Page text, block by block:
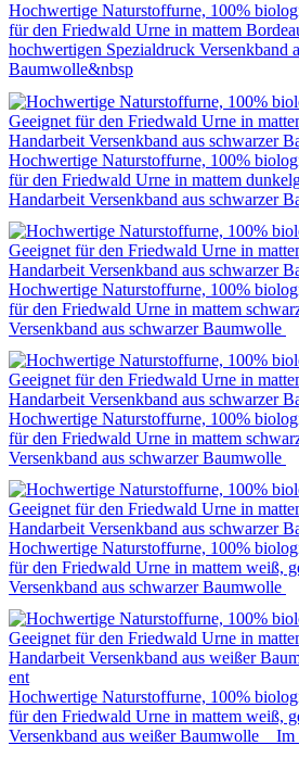
Hochwertige Naturstoffurne, 100%
für den Friedwald Urne in mattem
hochwertigen Spezialdruck Versenkband
Baumwolle&nbsp
Hochwertige Naturstoffurne, 100%
für den Friedwald Urne in mattem
Handarbeit Versenkband aus schwarzer
Hochwertige Naturstoffurne, 100%
für den Friedwald Urne in mattem
Versenkband aus schwarzer Baumwolle
Hochwertige Naturstoffurne, 100%
für den Friedwald Urne in mattem
Versenkband aus schwarzer Baumwolle
Hochwertige Naturstoffurne, 100%
für den Friedwald Urne in mattem weiß,
Versenkband aus schwarzer Baumwolle
Hochwertige Naturstoffurne, 100%
für den Friedwald Urne in mattem weiß,
Versenkband aus weißer Baumwolle Im